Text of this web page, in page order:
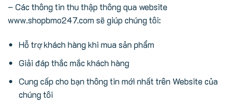
– Các thông tin thu thập thông qua website
www.shopbmo247.com sẽ giúp chúng tôi:
Hỗ trợ khách hàng khi mua sản phẩm
Giải đáp thắc mắc khách hàng
Cung cấp cho bạn thông tin mới nhất trên Website của
chúng tôi